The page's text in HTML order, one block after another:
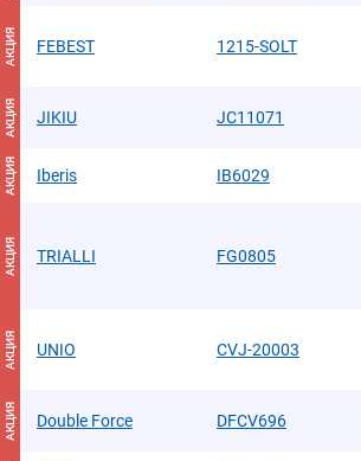
АКЦИЯ FEBEST 1215-SOLT
АКЦИЯ JIKIU JC11071
АКЦИЯ Iberis IB6029
АКЦИЯ TRIALLI FG0805
АКЦИЯ UNIO CVJ-20003
АКЦИЯ Double Force DFCV696